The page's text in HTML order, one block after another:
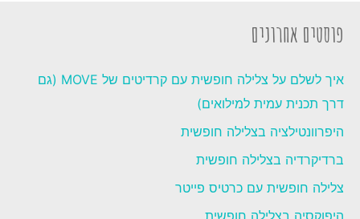
פוסטים אחרונים
איך לשלם על צלילה חופשית עם קרדיטים של MOVE (גם
דרך תכנית עמית למילואים)
היפרוונטילציה בצלילה חופשית
ברדיקרדיה בצלילה חופשית
צלילה חופשית עם כרטיס פייטר